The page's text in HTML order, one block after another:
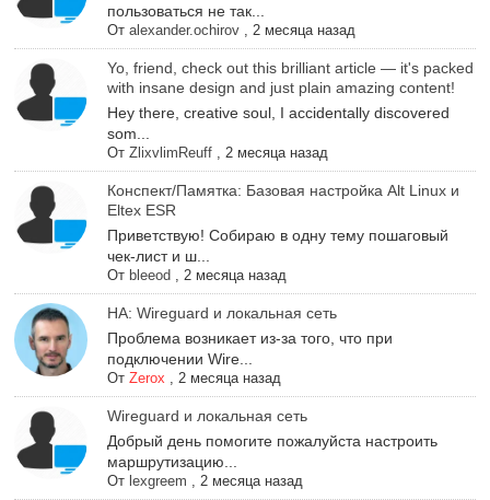
пользоваться не так...
От alexander.ochirov 2 месяца назад
Yo, friend, check out this brilliant article — it's packed
with insane design and just plain amazing content!
Hey there, creative soul, I accidentally discovered
som...
От ZlixvlimReuff 2 месяца назад
Конспект/Памятка: Базовая настройка Alt Linux и
Eltex ESR
Приветствую! Собираю в одну тему пошаговый
чек-лист и ш...
От bleeod 2 месяца назад
НА: Wireguard и локальная сеть
Проблема возникает из-за того, что при
подключении Wire...
От Zerox 2 месяца назад
Wireguard и локальная сеть
Добрый день помогите пожалуйста настроить
маршрутизацию...
От lexgreem 2 месяца назад